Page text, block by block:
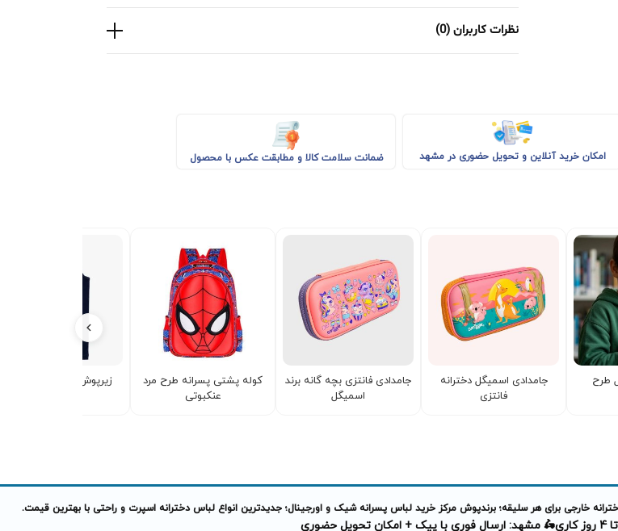
نظرات کاربران (0)
امکان خرید آنلاین و تحویل حضوری در مشهد ضمانت سلامت کالا و مطابقت عکس با محصول
طرح
جامدادی اسمیگل دخترانه
فانتزی
جامدادی فانتزی بچه گانه برند
اسمیگل
کوله پشتی پسرانه طرح مرد
عنکبوتی
زیرپوش رکابی پسرانه برند
خارجی برای هر سلیقه؛ برندپوش مرکز خرید لباس پسرانه شیک و اورجینال؛ جدیدترین انواع لباس دخترانه اسپرت و راحتی با بهترین قیمت.
🛵 مشهد: ارسال فوری با پیک + امکان تحویل حضوری